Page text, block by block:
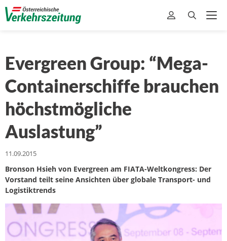
Evergreen Group: “Mega-
Containerschiffe brauchen
höchstmögliche
Auslastung”
11.09.2015
Bronson Hsieh von Evergreen am FIATA-Weltkongress: Der
Vorstand teilt seine Ansichten über globale Transport- und
Logistiktrends